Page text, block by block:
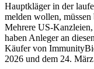
Hauptkläger in der
melden wollen,
Mehrere US-
haben Anleger an
Käufer von
2026 und dem 24.